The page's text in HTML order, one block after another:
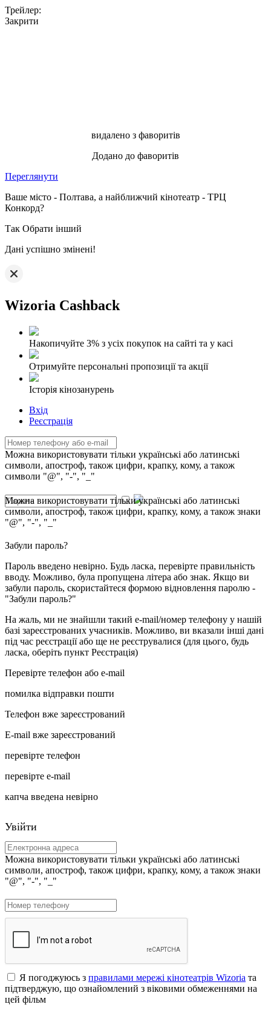
Трейлер:
Закрити
видалено з фаворитів
Додано до фаворитів
Переглянути
Ваше місто - Полтава, а найближчий кінотеатр - ТРЦ
Конкорд?
Так Обрати інший
Дані успішно змінені!
Wizoria Cashback
Накопичуйте 3% з усіх покупок на сайті та у касі
Отримуйте персональні пропозиції та акції
Історія кінозанурень
Вхід
Реєстрація
Можна використовувати тільки українські або латинські
символи, апостроф, також цифри, крапку, кому, а також
символи "@", "-", "_"
Можна використовувати тільки українські або латинські
символи, апостроф, також цифри, крапку, кому, а також знаки
"@", "-", "_"
Забули пароль?
Пароль введено невірно. Будь ласка, перевірте правильність
вводу. Можливо, була пропущена літера або знак. Якщо ви
забули пароль, скористайтеся формою відновлення паролю -
"Забули пароль?"
На жаль, ми не знайшли такий e-mail/номер телефону у нашій
базі зареєстрованих учасників. Можливо, ви вказали інші дані
під час реєстрації або ще не реєструвалися (для цього, будь
ласка, оберіть пункт Реєстрація)
Перевірте телефон або e-mail
помилка відправки пошти
Телефон вже зареєстрований
E-mail вже зареєстрований
перевірте телефон
перевірте e-mail
капча введена невірно
Увійти
Можна використовувати тільки українські або латинські
символи, апостроф, також цифри, крапку, кому, а також знаки
"@", "-", "_"
Я погоджуюсь з правилами мережі кінотеатрів Wizoria та
підтверджую, що ознайомлений з віковими обмеженнями на
цей фільм